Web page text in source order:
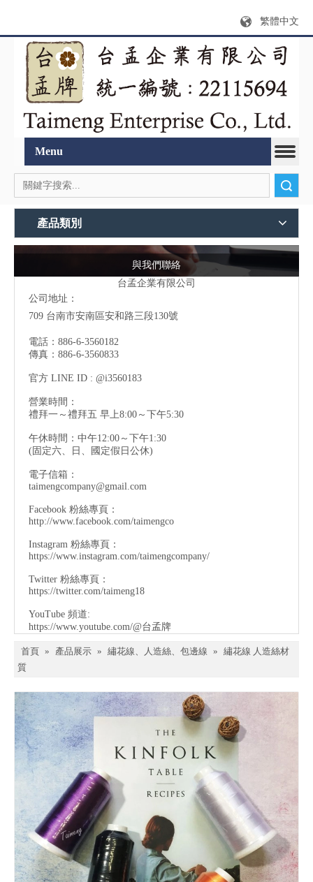
繁體中文
Menu
產品類別
與我們聯絡
台孟企業有限公司
公司地址：
709 台南市安南區安和路三段130號
電話：886-6-3560182
傳真：886-6-3560833
官方 LINE ID : @i3560183
營業時間：
禮拜一～禮拜五 早上8:00～下午5:30
午休時間：中午12:00～下午1:30
(固定六、日、國定假日公休)
電子信箱：
taimengcompany@gmail.com
Facebook 粉絲專頁：
http://www.facebook.com/taimengco
Instagram 粉絲專頁：
https://www.instagram.com/taimengcompany/
Twitter 粉絲專頁：
https://twitter.com/taimeng18
YouTube 頻道:
https://www.youtube.com/@台孟牌
首頁 » 產品展示 » 繡花線、人造絲、包邊線 » 繡花線 人造絲材
質